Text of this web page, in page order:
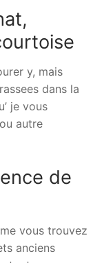
y, mais
dans la
je vous
autre
de
vous trouvez
anciens